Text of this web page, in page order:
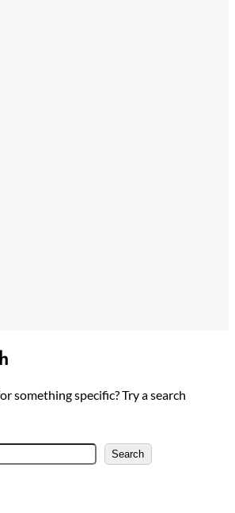
something specific? Try a search
Search